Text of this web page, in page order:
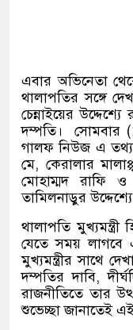
এবার অভিনেতা
থালাপতির সঙ্গে
চেন্নাইয়ের
দম্পতি।
সোমবার (
গালফ নিউজ এ তথ্য
মে, কেরালার
মোহাম্মদ রাফি ও
তামিলনাড়ুর
থালাপতি
যেতে সময়
মুখ্যমন্ত্রীর সাথে
দম্পতির দাবি,
রাজনীতিতে তার
শুভেচ্ছা জানাতেই এই